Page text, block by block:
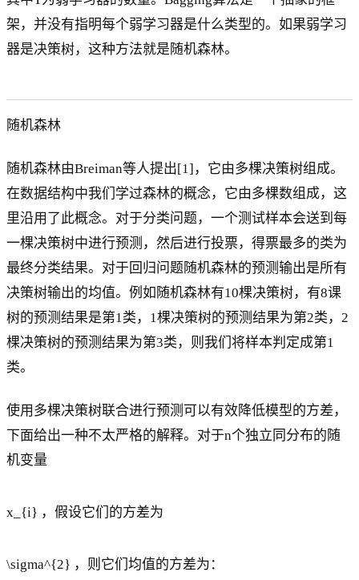
架，并没有指明每个弱学习器是什么类型的。如果弱学习
器是决策树，这种方法就是随机森林。
随机森林
随机森林由Breiman等人提出[1]，它由多棵决策树组成。
在数据结构中我们学过森林的概念，它由多棵数组成，这
里沿用了此概念。对于分类问题，一个测试样本会送到每
一棵决策树中进行预测，然后进行投票，得票最多的类为
最终分类结果。对于回归问题随机森林的预测输出是所有
决策树输出的均值。例如随机森林有10棵决策树，有8课
树的预测结果是第1类，1棵决策树的预测结果为第2类，2
棵决策树的预测结果为第3类，则我们将样本判定成第1
类。
使用多棵决策树联合进行预测可以有效降低模型的方差，
下面给出一种不太严格的解释。对于n个独立同分布的随
机变量
x_{i} ，假设它们的方差为
\sigma^{2} ，则它们均值的方差为：